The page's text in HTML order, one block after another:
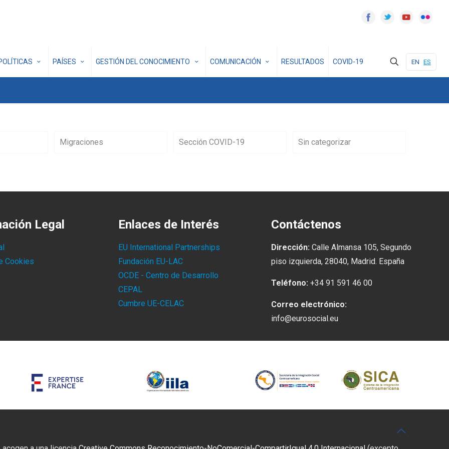
PAÍSES GESTIÓN DEL CONOCIMIENTO COMUNICACIÓN RESULTADOS COVID-19 EN ES
Migraciones Sección COVID-19 Sin categorizar
Legal
Cookies
Enlaces de Interés
EU International Partnerships
Fundación EU-LAC
OCDE - Centro de Desarrollo
CEPAL
Cumbre UE-CELAC
Contáctenos
Dirección: Calle Almansa 105, Segundo
piso izquierda, 28040, Madrid. España
Teléfono: +34 91 591 46 00
Correo electrónico:
info@eurosocial.eu